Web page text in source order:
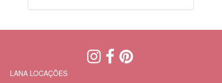
LANA LOCAÇÕES